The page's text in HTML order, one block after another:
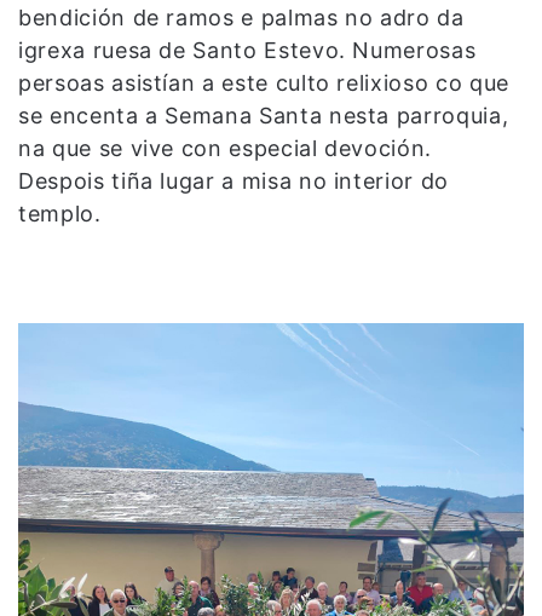
bendición de ramos e palmas no adro da
igrexa ruesa de Santo Estevo. Numerosas
persoas asistían a este culto relixioso co que
se encenta a Semana Santa nesta parroquia,
na que se vive con especial devoción.
Despois tiña lugar a misa no interior do
templo.